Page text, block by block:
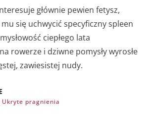
głównie pewien fetysz,
się uchwycić specyficzny spleen
ciepłego lata
rowerze i dziwne pomysły wyrosłe
zawiesistej nudy.
Ukryte pragnienia